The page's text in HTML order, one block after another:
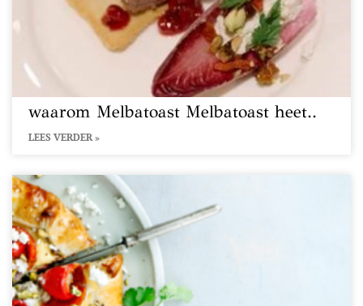
waarom Melbatoast Melbatoast heet..
LEES VERDER »